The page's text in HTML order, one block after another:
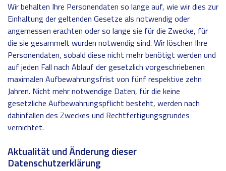
Wir behalten Ihre Personendaten so lange auf, wie wir dies zur
Einhaltung der geltenden Gesetze als notwendig oder
angemessen erachten oder so lange sie für die Zwecke, für
die sie gesammelt wurden notwendig sind. Wir löschen Ihre
Personendaten, sobald diese nicht mehr benötigt werden und
auf jeden Fall nach Ablauf der gesetzlich vorgeschriebenen
maximalen Aufbewahrungsfrist von fünf respektive zehn
Jahren. Nicht mehr notwendige Daten, für die keine
gesetzliche Aufbewahrungspflicht besteht, werden nach
dahinfallen des Zweckes und Rechtfertigungsgrundes
vernichtet.
Aktualität und Änderung dieser
Datenschutzerklärung